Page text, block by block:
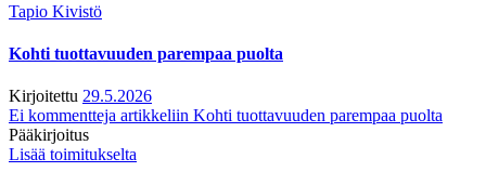
Tapio Kivistö
Kohti tuottavuuden parempaa puolta
Kirjoitettu 29.5.2026
Ei kommentteja artikkeliin Kohti tuottavuuden parempaa puolta
Pääkirjoitus
Lisää toimitukselta